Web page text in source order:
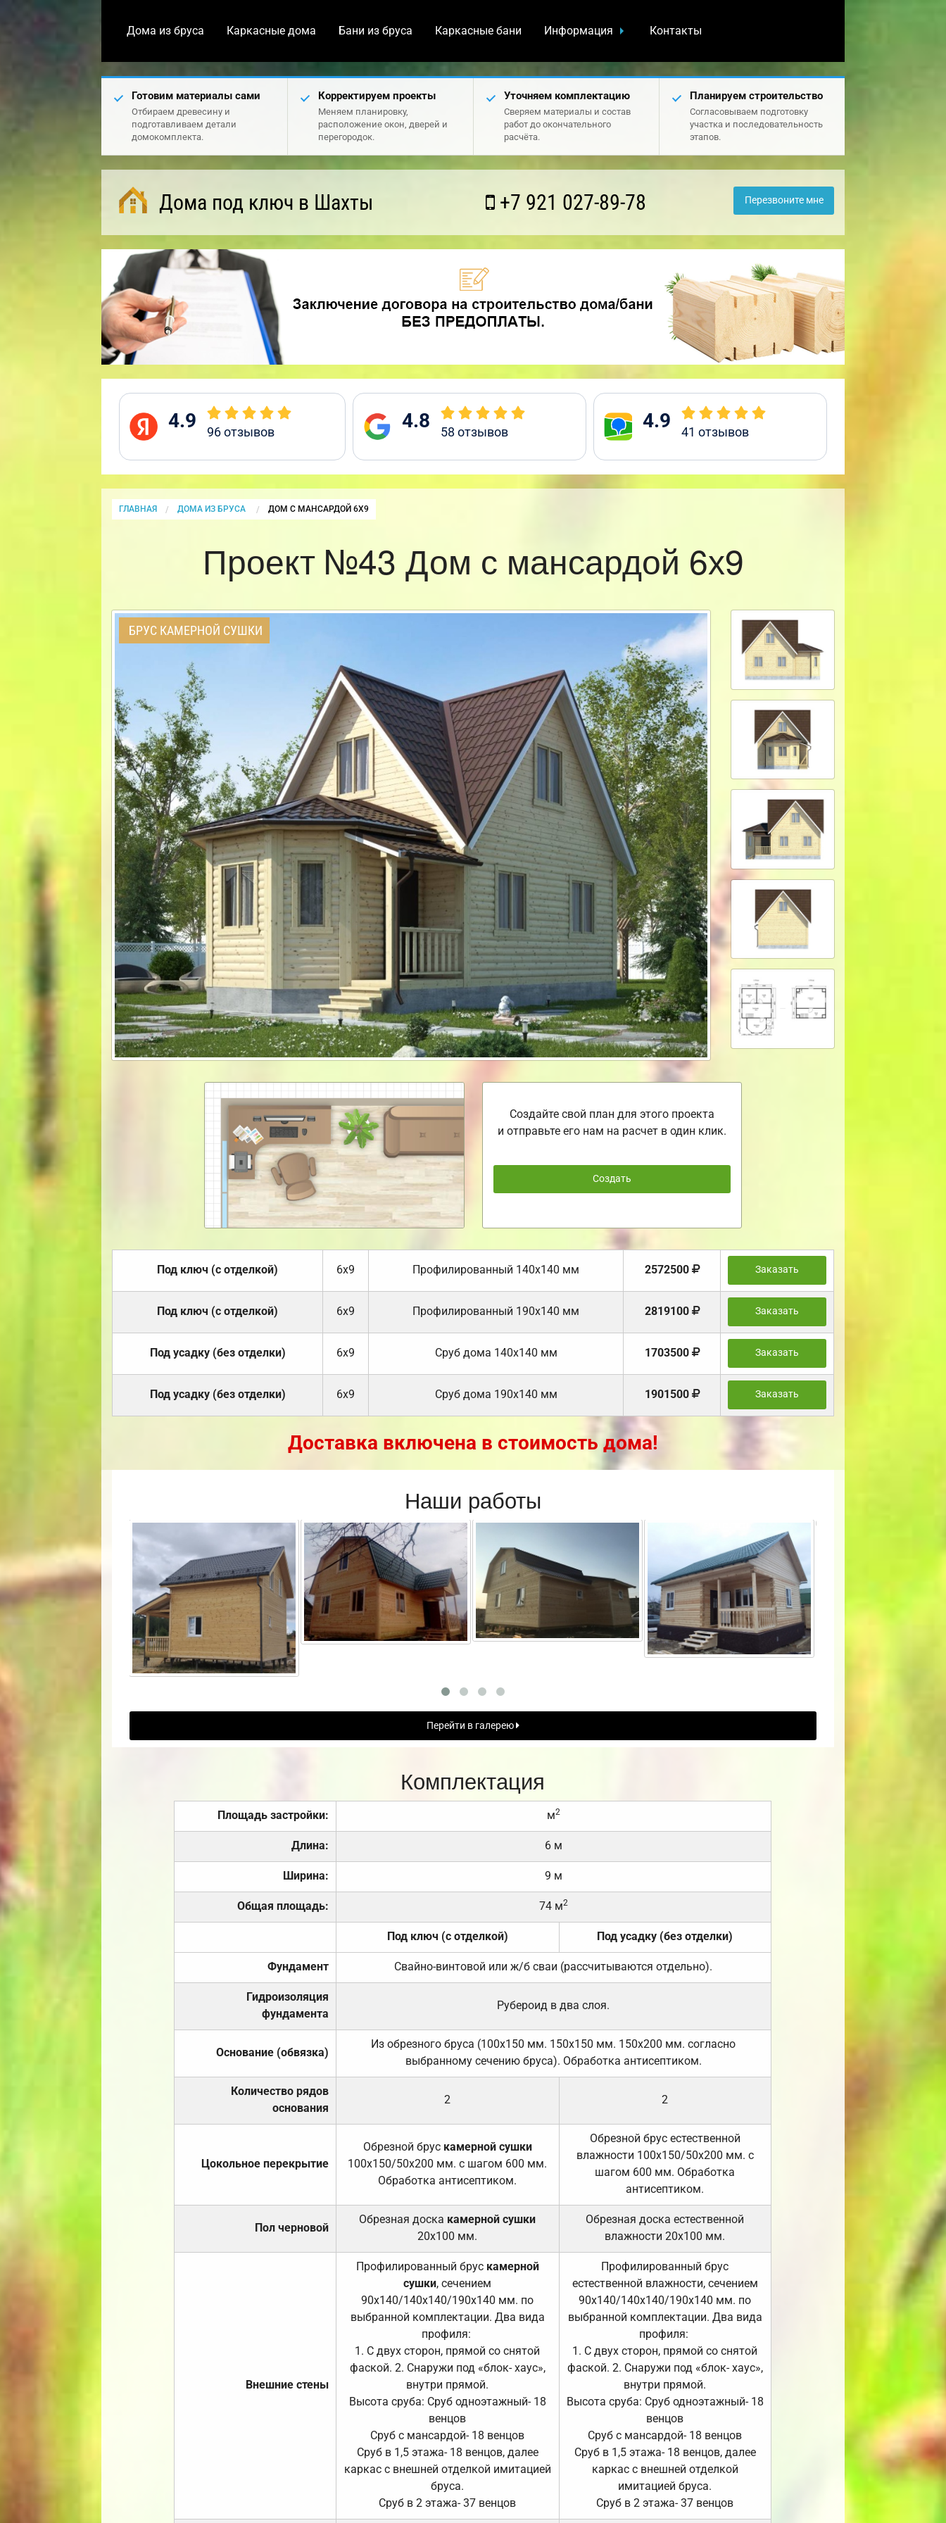
Дома из бруса Каркасные дома Бани из бруса Каркасные бани Информация Контакты
Готовим материалы сами
Отбираем древесину и
подготавливаем детали
домокомплекта.
Корректируем проекты
Меняем планировку,
расположение окон, дверей и
перегородок.
Уточняем комплектацию
Сверяем материалы и состав
работ до окончательного
расчёта.
Планируем строительство
Согласовываем подготовку
участка и последовательность
этапов.
Дома под ключ в Шахты +7 921 027-89-78 Перезвоните мне
4.9 96отзывов 4.8 58 отзывов 4.9 41 отзывов
ГЛАВНАЯ ДОМА ИЗ БРУСА CURRENT:
ДОМ С МАНСАРДОЙ 6Х9
Проект №43 Дом с мансардой 6х9
БРУС КАМЕРНОЙ СУШКИ
Создайте свой план для этого проекта
и отправьте его нам на расчет в один клик.
Создать
Под ключ (с отделкой) 6х9 Профилированный 140х140 мм 2572500 Заказать
Под ключ (с отделкой) 6х9 Профилированный 190х140 мм 2819100 Заказать
Под усадку (без отделки) 6х9 Cруб дома 140х140 мм 1703500 Заказать
Под усадку (без отделки) 6х9 Cруб дома 190х140 мм 1901500 Заказать
Доставка включена в стоимость дома!
Наши работы
Перейти в галерею
Комплектация
Площадь застройки: м2
Длина: 6 м
Ширина: 9 м
Общая площадь: 74 м2
Под ключ (с отделкой) Под усадку (без отделки)
Фундамент Свайно-винтовой или ж/б сваи (рассчитываются отдельно).
Гидроизоляция
фундамента
Рубероид в два слоя.
Основание (обвязка)
Из обрезного бруса (100х150 мм. 150х150 мм. 150х200 мм. согласно
выбранному сечению бруса). Обработка антисептиком.
Количество рядов
основания
2 2
Цокольное перекрытие
Обрезной брус камерной сушки
100х150/50х200 мм. с шагом 600 мм.
Обработка антисептиком.
Обрезной брус естественной
влажности 100х150/50х200 мм. с
шагом 600 мм. Обработка
антисептиком.
Пол черновой
Обрезная доска камерной сушки
20х100 мм.
Обрезная доска естественной
влажности 20х100 мм.
Внешние стены
Профилированный брус камерной
сушки, сечением
90х140/140х140/190х140 мм. по
выбранной комплектации. Два вида
профиля:
1. С двух сторон, прямой со снятой
фаской. 2. Снаружи под «блок- хаус»,
внутри прямой.
Высота сруба: Сруб одноэтажный- 18
венцов
Сруб с мансардой- 18 венцов
Сруб в 1,5 этажа- 18 венцов, далее
каркас с внешней отделкой имитацией
бруса.
Сруб в 2 этажа- 37 венцов
Профилированный брус
естественной влажности, сечением
90х140/140х140/190х140 мм. по
выбранной комплектации. Два вида
профиля:
1. С двух сторон, прямой со снятой
фаской. 2. Снаружи под «блок- хаус»,
внутри прямой.
Высота сруба: Сруб одноэтажный- 18
венцов
Сруб с мансардой- 18 венцов
Сруб в 1,5 этажа- 18 венцов, далее
каркас с внешней отделкой
имитацией бруса.
Сруб в 2 этажа- 37 венцов